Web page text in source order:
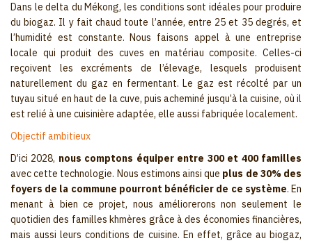
Dans le delta du Mékong, les conditions sont idéales pour produire
du biogaz. Il y fait chaud toute l’année, entre 25 et 35 degrés, et
l’humidité est constante. Nous faisons appel à une entreprise
locale qui produit des cuves en matériau composite. Celles-ci
reçoivent les excréments de l’élevage, lesquels produisent
naturellement du gaz en fermentant. Le gaz est récolté par un
tuyau situé en haut de la cuve, puis acheminé jusqu’à la cuisine, où il
est relié à une cuisinière adaptée, elle aussi fabriquée localement.
Objectif ambitieux
D’ici 2028, nous comptons équiper entre 300 et 400 familles
avec cette technologie. Nous estimons ainsi que plus de 30% des
foyers de la commune pourront bénéficier de ce système. En
menant à bien ce projet, nous améliorerons non seulement le
quotidien des familles khmères grâce à des économies financières,
mais aussi leurs conditions de cuisine. En effet, grâce au biogaz,